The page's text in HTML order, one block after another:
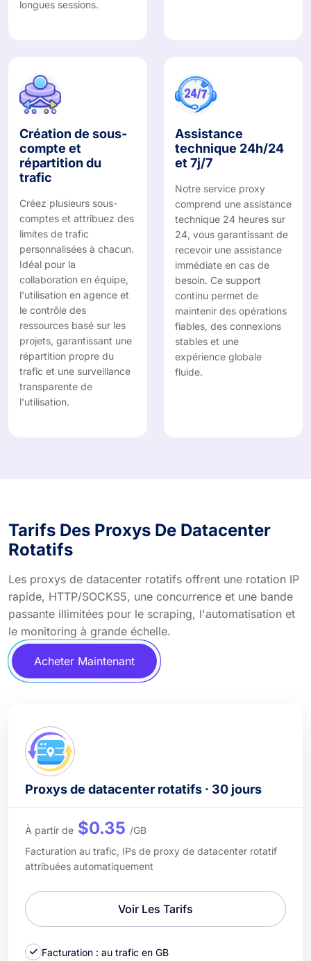
longues sessions.
Création de sous-
compte et
répartition du
trafic
Créez plusieurs sous-
comptes et attribuez des
limites de trafic
personnalisées à chacun.
Idéal pour la
collaboration en équipe,
l'utilisation en agence et
le contrôle des
ressources basé sur les
projets, garantissant une
répartition propre du
trafic et une surveillance
transparente de
l'utilisation.
Assistance
technique 24h/24
et 7j/7
Notre service proxy
comprend une assistance
technique 24 heures sur
24, vous garantissant de
recevoir une assistance
immédiate en cas de
besoin. Ce support
continu permet de
maintenir des opérations
fiables, des connexions
stables et une
expérience globale
fluide.
Tarifs Des Proxys De Datacenter
Rotatifs
Les proxys de datacenter rotatifs offrent une rotation IP
rapide, HTTP/SOCKS5, une concurrence et une bande
passante illimitées pour le scraping, l'automatisation et
le monitoring à grande échelle.
Acheter Maintenant
Proxys de datacenter rotatifs · 30 jours
À partir de $0.35 /GB
Facturation au trafic, IPs de proxy de datacenter rotatif
attribuées automatiquement
Voir Les Tarifs
Facturation : au trafic en GB